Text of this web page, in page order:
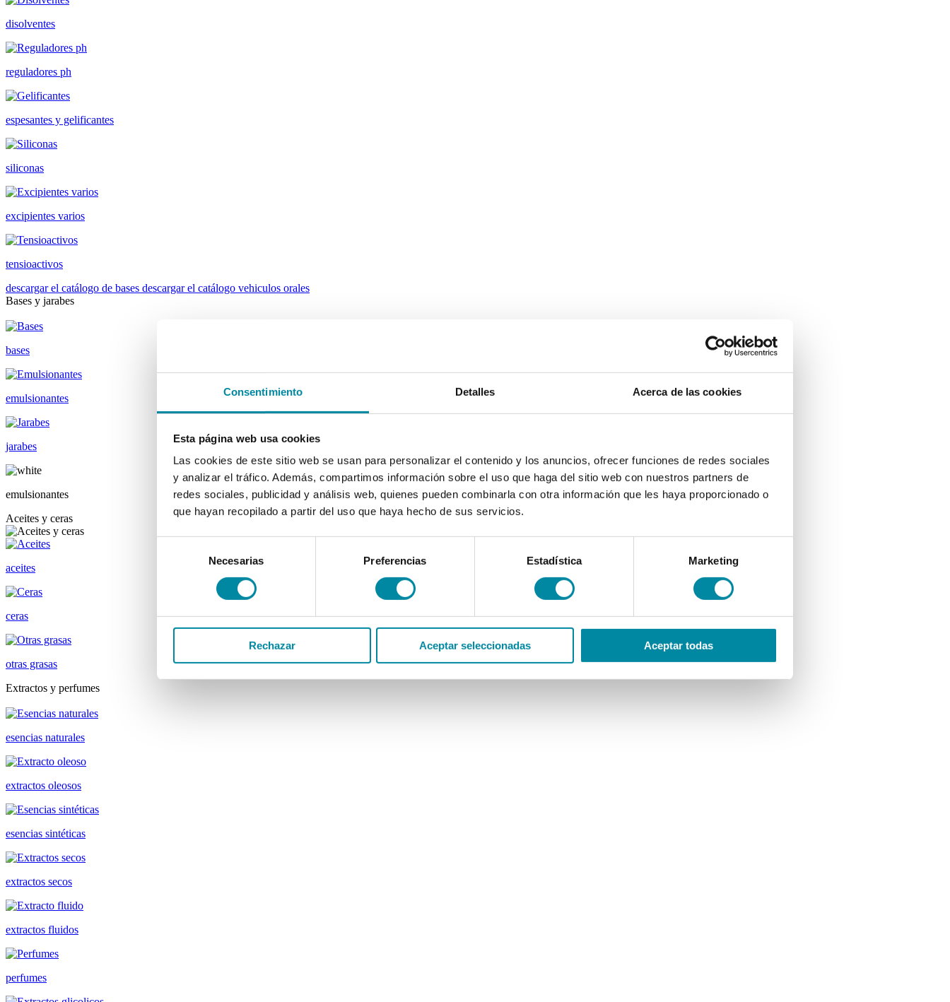
Consentimiento Detalles Acerca de las cookies
Esta página web usa cookies
Las cookies de este sitio web se usan para personalizar el contenido y los anuncios, ofrecer funciones de redes sociales
y analizar el tráfico. Además, compartimos información sobre el uso que haga del sitio web con nuestros partners de
redes sociales, publicidad y análisis web, quienes pueden combinarla con otra información que les haya proporcionado o
que hayan recopilado a partir del uso que haya hecho de sus servicios.
consentimiento
Necesarias Preferencias Estadística Marketing
Rechazar Aceptar seleccionadas Aceptar todas
disolventes
reguladores ph
espesantes y gelificantes
siliconas
excipientes varios
tensioactivos
descargar el catálogo de bases descargar el catálogo vehiculos orales
Bases y jarabes
bases
emulsionantes
jarabes
emulsionantes
Aceites y ceras
aceites
ceras
otras grasas
Extractos y perfumes
esencias naturales
extractos oleosos
esencias sintéticas
extractos secos
extractos fluidos
perfumes